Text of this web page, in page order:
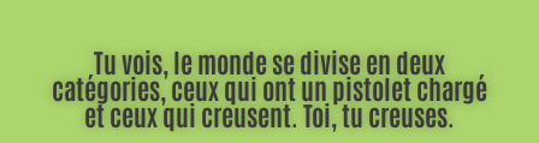
Tu vois, le monde se divise en deux
catégories, ceux qui ont un pistolet chargé
et ceux qui creusent. Toi, tu creuses.